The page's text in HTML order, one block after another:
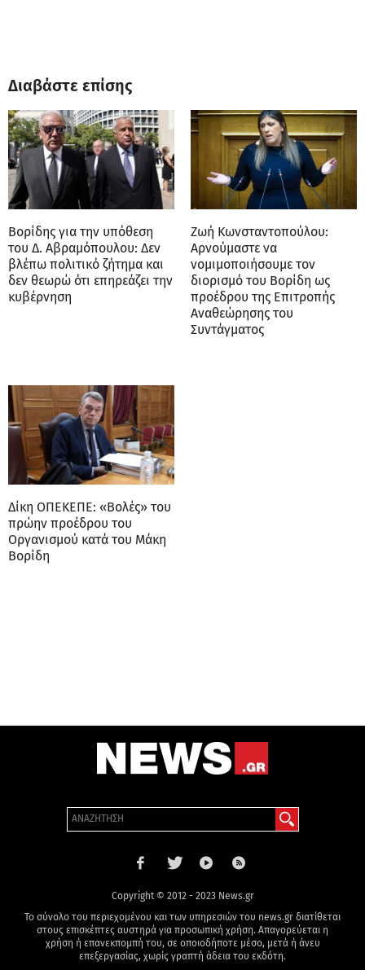
Διαβάστε επίσης
Βορίδης για την υπόθεση
του Δ. Αβραμόπουλου: Δεν
βλέπω πολιτικό ζήτημα και
δεν θεωρώ ότι επηρεάζει την
κυβέρνηση
Ζωή Κωνσταντοπούλου:
Αρνούμαστε να
νομιμοποιήσουμε τον
διορισμό του Βορίδη ως
προέδρου της Επιτροπής
Αναθεώρησης του
Συντάγματος
Δίκη ΟΠΕΚΕΠΕ: «Βολές» του
πρώην προέδρου του
Οργανισμού κατά του Μάκη
Βορίδη
Copyright © 2012 - 2023 News.gr
Το σύνολο του περιεχομένου και των υπηρεσιών του news.gr διατίθεται
στους επισκέπτες αυστηρά για προσωπική χρήση. Απαγορεύεται η
χρήση ή επανεκπομπή του, σε οποιοδήποτε μέσο, μετά ή άνευ
επεξεργασίας, χωρίς γραπτή άδεια του εκδότη.